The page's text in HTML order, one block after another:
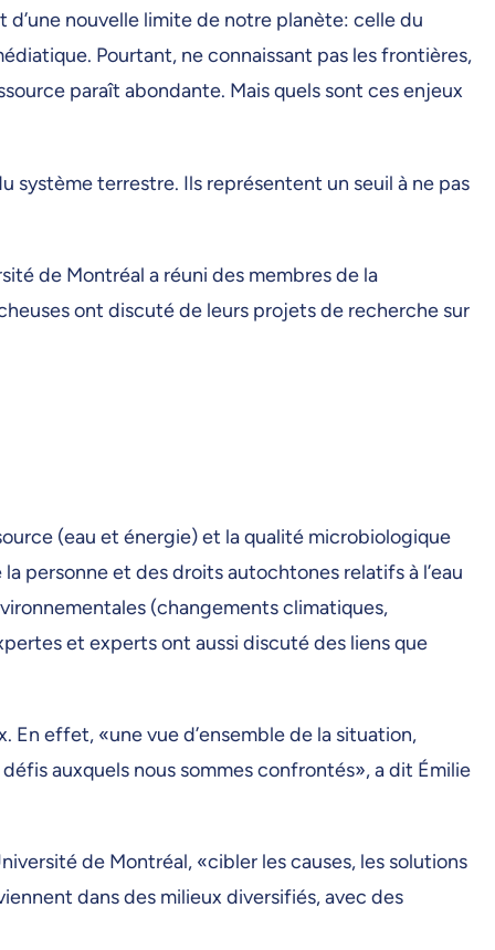
nouvelle limite de notre planète: celle du
Pourtant, ne connaissant pas les frontières,
paraît abondante. Mais quels sont ces enjeux
système terrestre. Ils représentent un seuil à ne pas
de Montréal a réuni des membres de la
ont discuté de leurs projets de recherche sur
(eau et énergie) et la qualité microbiologique
personne et des droits autochtones relatifs à l’eau
(changements climatiques,
et experts ont aussi discuté des liens que
En effet, «une vue d’ensemble de la situation,
auxquels nous sommes confrontés», a dit Émilie
de Montréal, «cibler les causes, les solutions
dans des milieux diversifiés, avec des